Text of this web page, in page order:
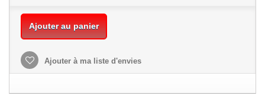
Ajouter au panier
Ajouter à ma liste d'envies